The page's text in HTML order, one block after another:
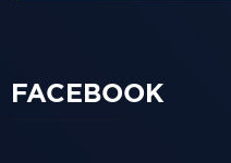
FACEBOOK